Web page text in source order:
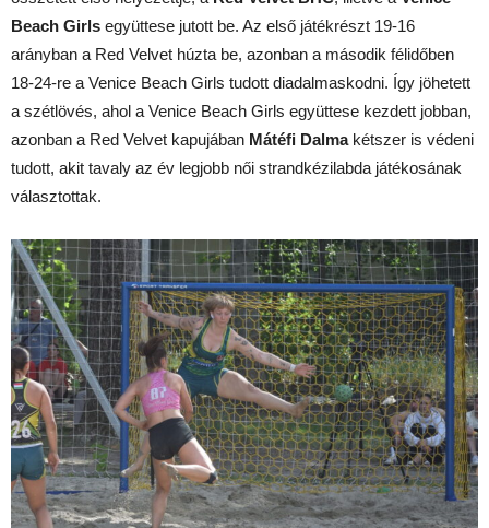
Beach Girls együttese jutott be. Az első játékrészt 19-16
arányban a Red Velvet húzta be, azonban a második félidőben
18-24-re a Venice Beach Girls tudott diadalmaskodni. Így jöhetett
a szétlövés, ahol a Venice Beach Girls együttese kezdett jobban,
azonban a Red Velvet kapujában Mátéfi Dalmakétszer is védeni
tudott, akit tavaly az év legjobb női strandkézilabda játékosának
választottak.